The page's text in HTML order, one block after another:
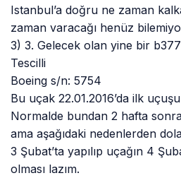
Istanbul’a doğru ne zaman
zaman varacağı henüz
3) 3. Gelecek olan yine bir
Tescilli
Boeing s/n: 5754
Bu uçak 22.01.2016’da ilk
Normalde bundan 2 hafta
ama aşağıdaki nedenlerden
3 Şubat’ta yapılıp uçağın 4
olması lazım.